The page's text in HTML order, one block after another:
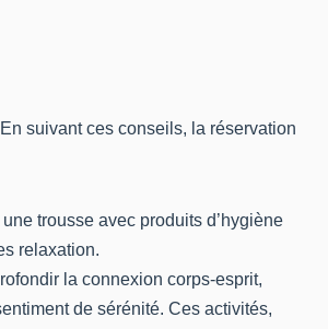
suivant ces conseils, la réservation
trousse avec produits d’hygiène
relaxation.
la connexion corps-esprit,
de sérénité. Ces activités,